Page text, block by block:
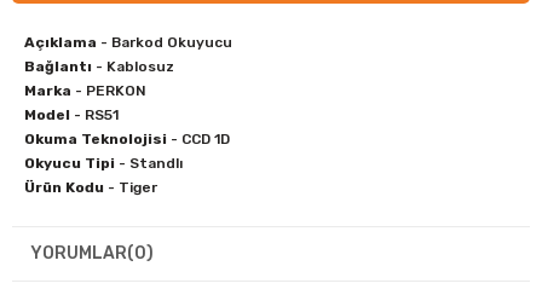
Açıklama - Barkod Okuyucu
Bağlantı - Kablosuz
Marka - PERKON
Model - RS51
Okuma Teknolojisi - CCD 1D
Okyucu Tipi - Standlı
Ürün Kodu - Tiger
YORUMLAR(0)